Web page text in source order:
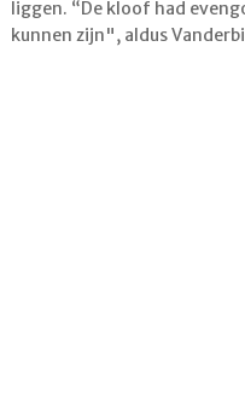
liggen. “De kloof had
kunnen zijn", aldus